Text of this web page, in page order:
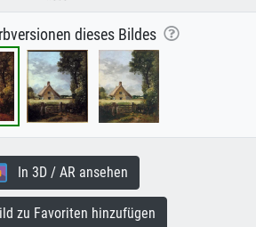
dieses Bildes
In 3D / AR ansehen
zu Favoriten hinzufügen